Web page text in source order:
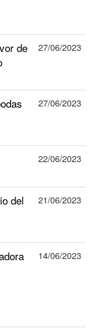
de
27/06/2023
27/06/2023
22/06/2023
del
21/06/2023
14/06/2023